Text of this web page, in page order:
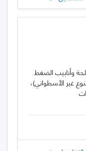
وأنابيب الضغط
غير الأسطواني)،